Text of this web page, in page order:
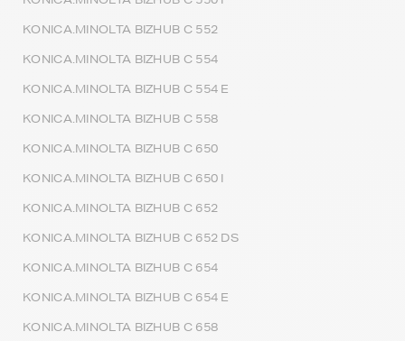
KONICA.MINOLTA BIZHUB C 552
KONICA.MINOLTA BIZHUB C 554
KONICA.MINOLTA BIZHUB C 554 E
KONICA.MINOLTA BIZHUB C 558
KONICA.MINOLTA BIZHUB C 650
KONICA.MINOLTA BIZHUB C 650 I
KONICA.MINOLTA BIZHUB C 652
KONICA.MINOLTA BIZHUB C 652 DS
KONICA.MINOLTA BIZHUB C 654
KONICA.MINOLTA BIZHUB C 654 E
KONICA.MINOLTA BIZHUB C 658